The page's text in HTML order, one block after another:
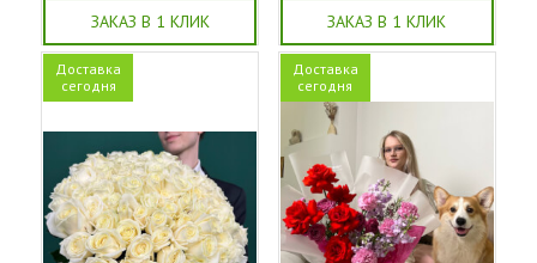
ЗАКАЗ В 1 КЛИК ЗАКАЗ В 1 КЛИК
Доставка
сегодня
Доставка
сегодня